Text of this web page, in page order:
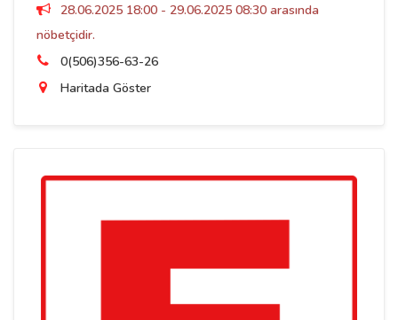
28.06.2025 18:00 - 29.06.2025 08:30 arasında
nöbetçidir.
0(506)356-63-26
Haritada Göster